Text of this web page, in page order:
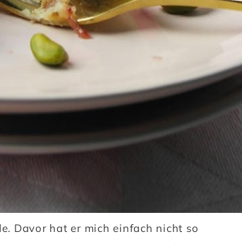
Davor hat er mich einfach nicht so